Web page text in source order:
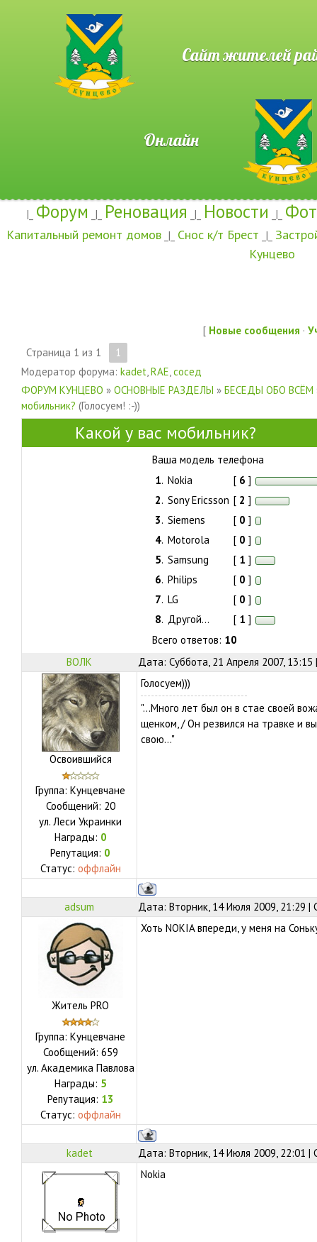
Сайт жителей
Онлайн
|_ Форум _|_ Реновация _|_ Новости _|_
Капитальный ремонт домов _|_ Снос к/т Брест _|_
Кунцево
[ Новые сообщения ·
Страница 1 из 1
1
Модератор форума: kadet,RAE,сосед
ФОРУМ КУНЦЕВО » ОСНОВНЫЕ РАЗДЕЛЫ » БЕСЕДЫ ОБО ВСЁМ
мобильник? (Голосуем! :-))
Какой у вас мобильник?
Ваша модель телефона
1. Nokia [ 6 ]
2. Sony Ericsson [ 2 ]
3. Siemens [ 0 ]
4. Motorola [ 0 ]
5. Samsung [ 1 ]
6. Philips [ 0 ]
7. LG [ 0 ]
8. Другой... [ 1 ]
Всего ответов: 10
ВОЛК
Дата: Суббота, 21 Апреля 2007,
Освоившийся
Группа: Кунцевчане
Сообщений: 20
ул. Леси Украинки
Награды: 0
Репутация: 0
Статус: оффлайн
Голосуем)))
"...Много лет был он в стае своей
щенком, / Он резвился на травке и
свою..."
adsum Дата: Вторник, 14 Июля 2009, 21:29
Житель PRO
Группа: Кунцевчане
Сообщений: 659
ул. Академика Павлова
Награды: 5
Репутация: 13
Статус: оффлайн
Хоть NOKIA впереди, у меня на
kadet Дата: Вторник, 14 Июля 2009, 22:01
Nokia